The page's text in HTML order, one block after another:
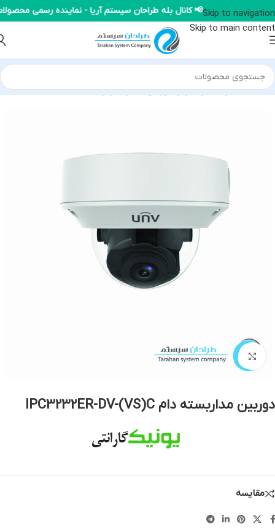
Skip to navigation
Skip to main content
📢 کانال بله طراحان سیستم آریا - نماینده رسمی
خانه/محصولات یونی ویو/دوربین IP یونی ویو
بزرگنمایی تصویر
دوربین مداربسته دام IPC3232ER-DV-(VS)C
مقایسه